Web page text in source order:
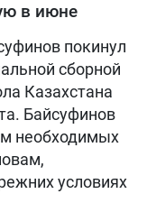
в июне
покинул
сборной
Казахстана
Байсуфинов
необходимых
условиях